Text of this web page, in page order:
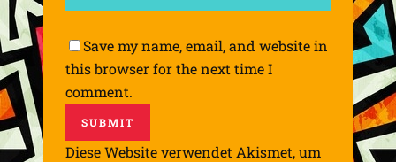
Save my name, email, and website in
this browser for the next time I
comment.
Diese Website verwendet Akismet, um